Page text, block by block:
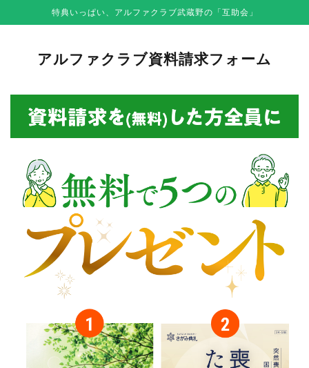
特典いっぱい、アルファクラブ武蔵野の「互助会」
アルファクラブ資料請求フォーム